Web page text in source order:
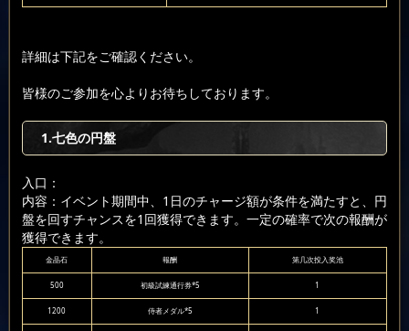
詳細は下記をご確認ください。
皆様のご参加を心よりお待ちしております。
1.七色の円盤
入口：
内容：イベント期間中、1日のチャージ額が条件を満たすと、円
盤を回すチャンスを1回獲得できます。一定の確率で次の報酬が
獲得できます。
金晶石 報酬 第几次投入奖池
500 初級試練通行券*5 1
1200 侍者メダル*5 1